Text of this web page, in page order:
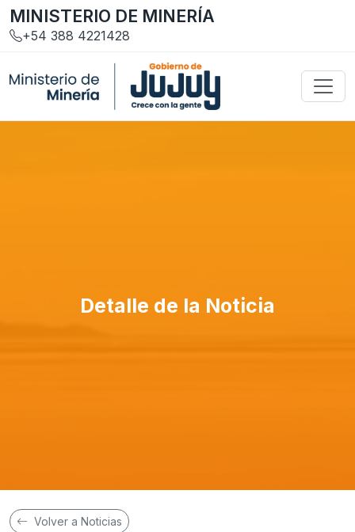
MINISTERIO DE MINERÍA
+54 388 4221428
Detalle de la Noticia
Volver a Noticias